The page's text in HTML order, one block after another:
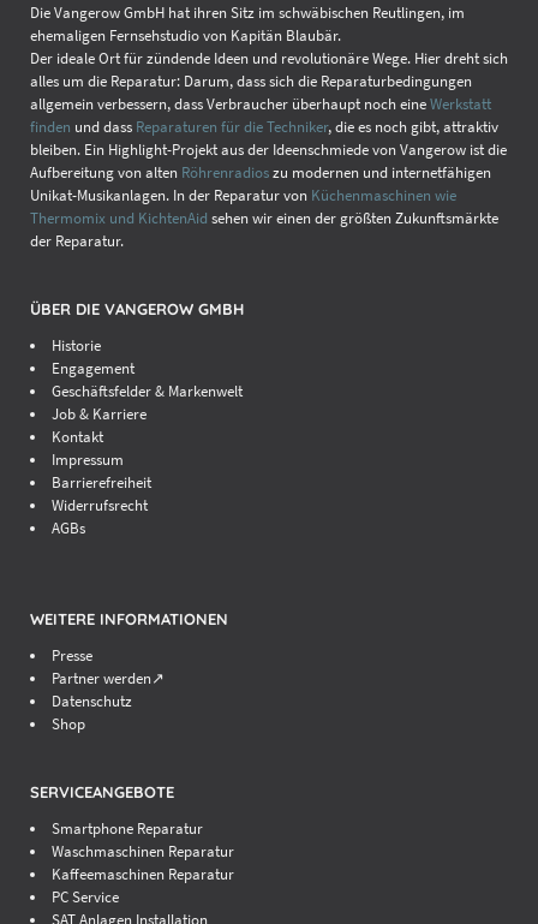
Die Vangerow GmbH hat ihren Sitz im schwäbischen Reutlingen, im
ehemaligen Fernsehstudio von Kapitän Blaubär.
Der ideale Ort für zündende Ideen und revolutionäre Wege. Hier dreht sich
alles um die Reparatur: Darum, dass sich die Reparaturbedingungen
allgemein verbessern, dass Verbraucher überhaupt noch eineWerkstatt
finden und dass Reparaturen für die Techniker, die es noch gibt, attraktiv
bleiben. Ein Highlight-Projekt aus der Ideenschmiede von Vangerow ist die
Aufbereitung von alten Röhrenradioszu modernen und internetfähigen
Unikat-Musikanlagen. In der Reparatur von Küchenmaschinen wie
Thermomix und KichtenAid sehen wir einen der größten Zukunftsmärkte
der Reparatur.
ÜBER DIE VANGEROW GMBH
Historie
Engagement
Geschäftsfelder & Markenwelt
Job & Karriere
Kontakt
Impressum
Barrierefreiheit
Widerrufsrecht
AGBs
WEITERE INFORMATIONEN
Presse
Partner werden↗
Datenschutz
Shop
SERVICEANGEBOTE
Smartphone Reparatur
Waschmaschinen Reparatur
Kaffeemaschinen Reparatur
PC Service
SAT Anlagen Installation